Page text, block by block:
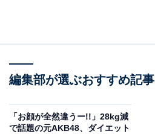
編集部が選ぶおすすめ記事
「お顔が全然違うー!!」28kg減
で話題の元AKB48、ダイエット